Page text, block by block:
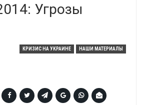
Угрозы
КРИЗИС НА УКРАИНЕ НАШИ МАТЕРИАЛЫ